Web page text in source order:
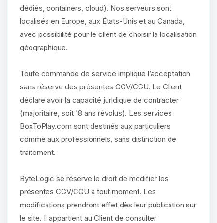
dédiés, containers, cloud). Nos serveurs sont
localisés en Europe, aux États-Unis et au Canada,
avec possibilité pour le client de choisir la localisation
géographique.
Toute commande de service implique l’acceptation
sans réserve des présentes CGV/CGU. Le Client
déclare avoir la capacité juridique de contracter
(majoritaire, soit 18 ans révolus). Les services
BoxToPlay.com sont destinés aux particuliers
comme aux professionnels, sans distinction de
traitement.
ByteLogic se réserve le droit de modifier les
présentes CGV/CGU à tout moment. Les
modifications prendront effet dès leur publication sur
le site. Il appartient au Client de consulter